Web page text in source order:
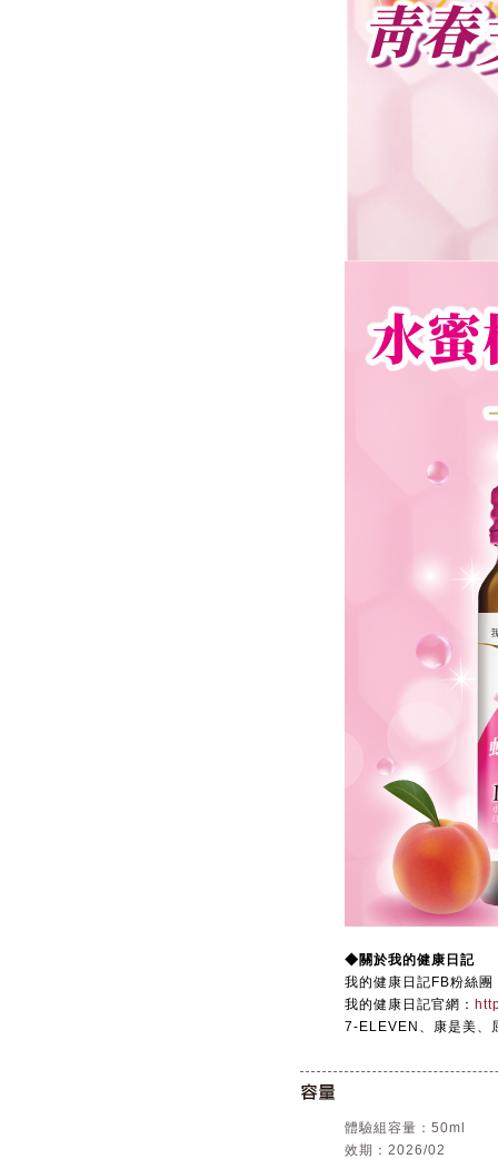
◆關於我的健康日記
我的健康日記FB粉絲團
我的健康日記官網：
7-ELEVEN、康是美、
體驗組容量：50ml
效期：2026/02